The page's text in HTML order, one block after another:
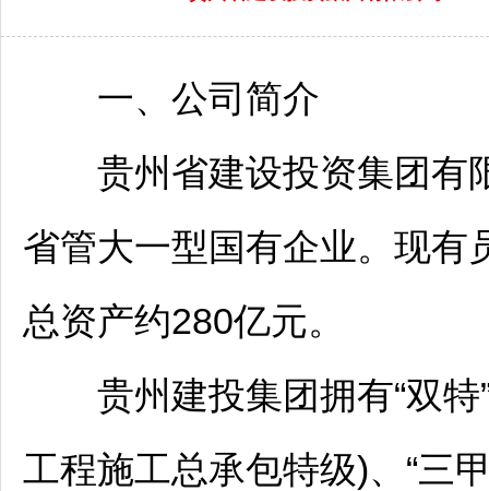
一、公司简介
贵州省建设投资集团有限
省管大一型国有企业。现有
总资产约280亿元。
贵州建投集团拥有“双特
工程施工总承包特级)、“三